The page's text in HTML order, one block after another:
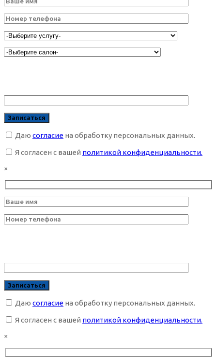
Даю согласие на обработку персональных данных.
Я согласен с вашей политикой конфиденциальности.
×
Даю согласие на обработку персональных данных.
Я согласен с вашей политикой конфиденциальности.
×